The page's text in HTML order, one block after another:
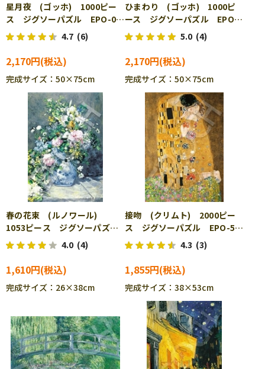
星月夜 (ゴッホ) 1000ピー
ス ジグソーパズル EPO-09-
055s
4.7 (6)
2,170円
完成サイズ：50×75cm
ひまわり (ゴッホ) 1000ピ
ース ジグソーパズル EPO-
09-056s
5.0 (4)
2,170円
完成サイズ：50×75cm
春の花束 (ルノワール)
1053ピース ジグソーパズ
ル EPO-31-107
4.0 (4)
1,610円
完成サイズ：26×38cm
接吻 (クリムト) 2000ピー
ス ジグソーパズル EPO-54-
232
4.3 (3)
1,855円
完成サイズ：38×53cm